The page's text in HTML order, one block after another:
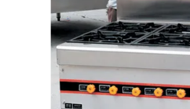
PRIVACY
POLICY